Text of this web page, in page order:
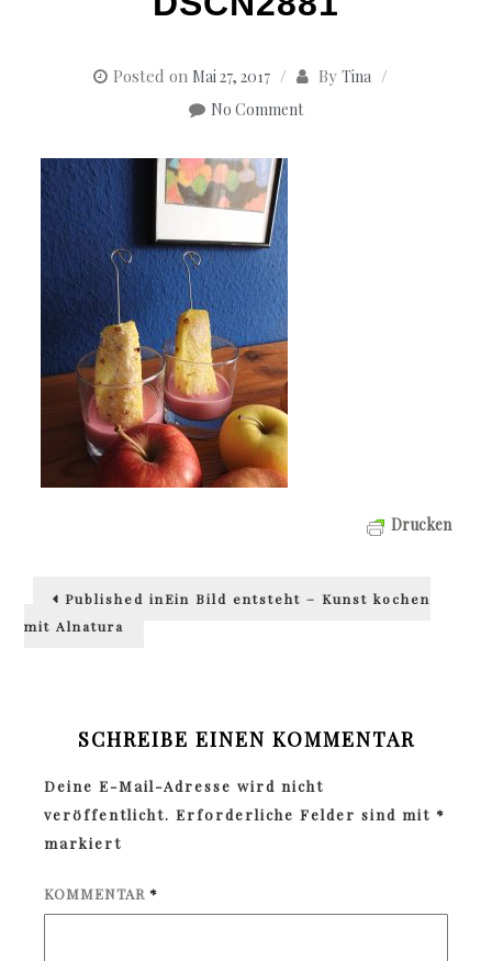
Posted on Mai 27, 2017 By Tina
No Comment
Drucken
Beitragsnavigation
Published inEin Bild entsteht – Kunst kochen
mit Alnatura
SCHREIBE EINEN KOMMENTAR
Deine E-Mail-Adresse wird nicht
veröffentlicht. Erforderliche Felder sind mit *
markiert
KOMMENTAR *